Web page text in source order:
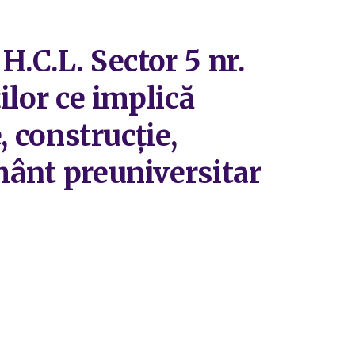
Sector 5 nr.
ce implică
construcție,
preuniversitar